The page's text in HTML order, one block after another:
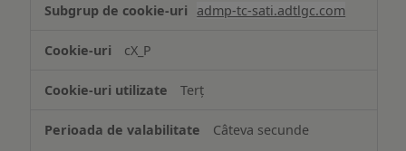
și/sau
informațiilor
pe
dispozitiv
admp-tc-sati.adtlgc.com
cX_P
Terț
Câteva secunde